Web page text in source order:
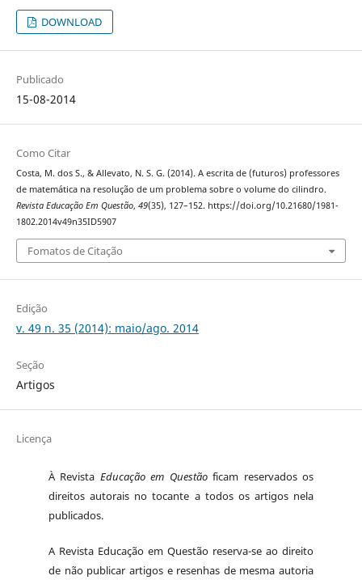
DOWNLOAD
Publicado
15-08-2014
Como Citar
Costa, M. dos S., & Allevato, N. S. G. (2014). A escrita de (futuros) professores
de matemática na resolução de um problema sobre o volume do cilindro.
Revista Educação Em Questão, 49(35), 127–152. https://doi.org/10.21680/1981-
1802.2014v49n35ID5907
Fomatos de Citação
Edição
v. 49 n. 35 (2014): maio/ago. 2014
Seção
Artigos
Licença
À Revista Educação em Questãoficam reservados os
direitos autorais no tocante a todos os artigos nela
publicados.
A Revista Educação em Questão reserva-se ao direito
de não publicar artigos e resenhas de mesma autoria